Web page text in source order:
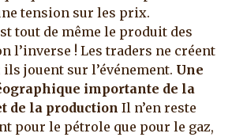
tension sur les prix.
tout de même le produit des
l’inverse ! Les traders ne créent
ils jouent sur l’événement. Une
importante de la
de la production Il n’en reste
pour le pétrole que pour le gaz,